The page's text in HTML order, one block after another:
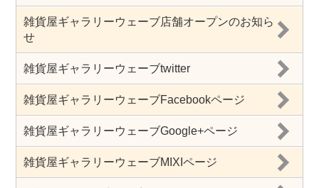
雑貨屋ギャラリーウェーブ店舗オープンのお知ら
せ
雑貨屋ギャラリーウェーブtwitter
雑貨屋ギャラリーウェーブFacebookページ
雑貨屋ギャラリーウェーブGoogle+ページ
雑貨屋ギャラリーウェーブMIXIページ